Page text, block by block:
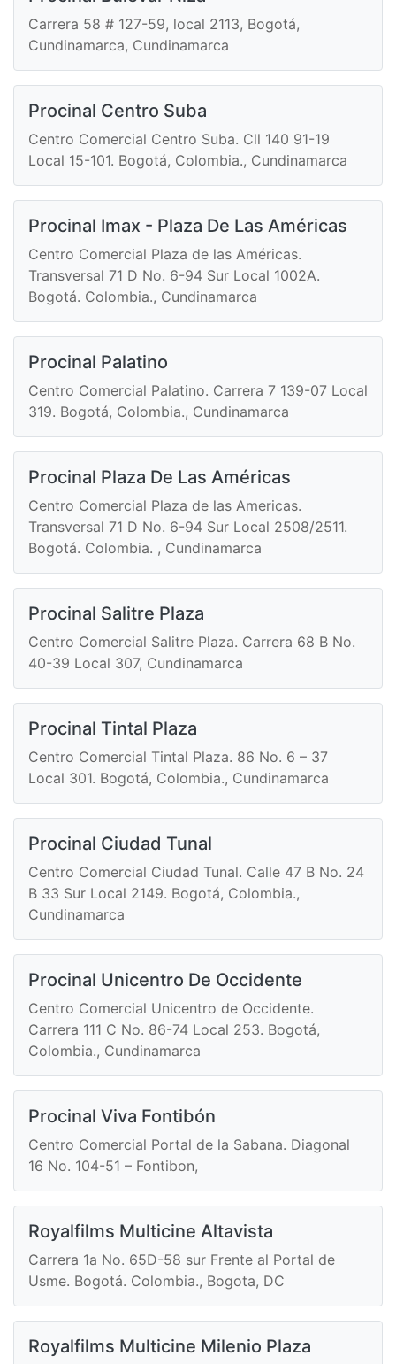
Carrera 58 # 127-59, local 2113, Bogotá,
Cundinamarca, Cundinamarca
Procinal Centro Suba
Centro Comercial Centro Suba. Cll 140 91-19
Local 15-101. Bogotá, Colombia., Cundinamarca
Procinal Imax - Plaza De Las Américas
Centro Comercial Plaza de las Américas.
Transversal 71 D No. 6-94 Sur Local 1002A.
Bogotá. Colombia., Cundinamarca
Procinal Palatino
Centro Comercial Palatino. Carrera 7 139-07 Local
319. Bogotá, Colombia., Cundinamarca
Procinal Plaza De Las Américas
Centro Comercial Plaza de las Americas.
Transversal 71 D No. 6-94 Sur Local 2508/2511.
Bogotá. Colombia. , Cundinamarca
Procinal Salitre Plaza
Centro Comercial Salitre Plaza. Carrera 68 B No.
40-39 Local 307, Cundinamarca
Procinal Tintal Plaza
Centro Comercial Tintal Plaza. 86 No. 6 – 37
Local 301. Bogotá, Colombia., Cundinamarca
Procinal Ciudad Tunal
Centro Comercial Ciudad Tunal. Calle 47 B No. 24
B 33 Sur Local 2149. Bogotá, Colombia.,
Cundinamarca
Procinal Unicentro De Occidente
Centro Comercial Unicentro de Occidente.
Carrera 111 C No. 86-74 Local 253. Bogotá,
Colombia., Cundinamarca
Procinal Viva Fontibón
Centro Comercial Portal de la Sabana. Diagonal
16 No. 104-51 – Fontibon,
Royalfilms Multicine Altavista
Carrera 1a No. 65D-58 sur Frente al Portal de
Usme. Bogotá. Colombia., Bogota, DC
Royalfilms Multicine Milenio Plaza